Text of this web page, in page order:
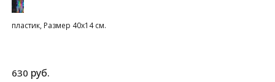
пластик, Размер 40х14 см.
630 руб.